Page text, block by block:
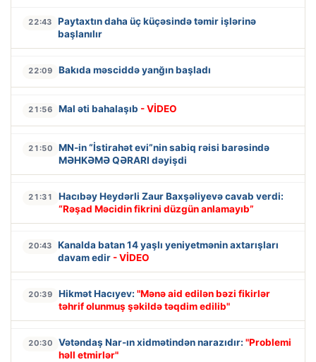
22:43
Paytaxtın daha üç küçəsində təmir işlərinə
başlanılır
22:09 Bakıda məsciddə yanğın başladı
21:56 Mal əti bahalaşıb - VİDEO
21:50
MN-in “İstirahət evi”nin sabiq rəisi barəsində
MƏHKƏMƏ QƏRARI dəyişdi
21:31
Hacıbəy Heydərli Zaur Baxşəliyevə cavab verdi:
“Rəşad Məcidin fikrini düzgün anlamayıb”
20:43
Kanalda batan 14 yaşlı yeniyetmənin axtarışları
davam edir - VİDEO
20:39 Hikmət Hacıyev: "Mənə aid edilən bəzi fikirlər
təhrif olunmuş şəkildə təqdim edilib"
20:30 Vətəndaş Nar-ın xidmətindən narazıdır: "Problemi
həll etmirlər"